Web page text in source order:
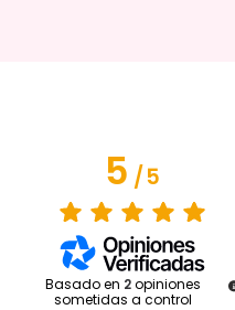
5/5
Basado en 2 opiniones
sometidas a control